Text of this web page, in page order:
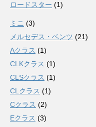
ロードスター (1)
ミニ (3)
メルセデス・ベンツ (21)
Aクラス (1)
CLKクラス (1)
CLSクラス (1)
CLクラス (1)
Cクラス (2)
Eクラス (3)